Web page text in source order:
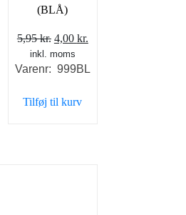
(BLÅ)
5,95kr. Den
oprindelige
pris
5,95 kr..
4,00 kr.
pris
inkl. moms
Varenr: 999BL
Tilføj til kurv